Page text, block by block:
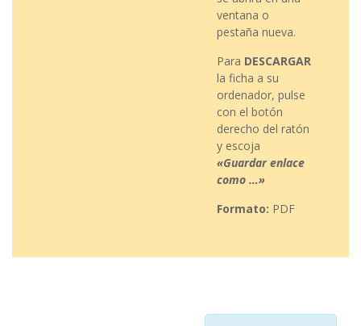
ventana o
pestaña nueva.
Para DESCARGAR
la ficha a su
ordenador, pulse
con el botón
derecho del ratón
y escoja
«Guardar enlace
como …»
Formato: PDF